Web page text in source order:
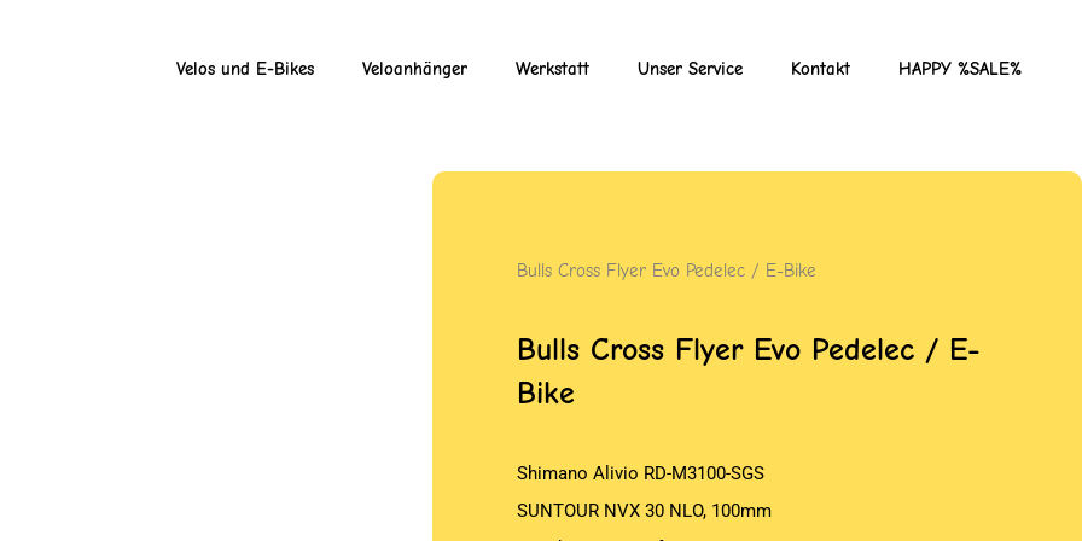
Velos und E-Bikes Veloanhänger Werkstatt Unser Service Kontakt HAPPY %SALE%
Bulls Cross Flyer Evo Pedelec / E-Bike
Bulls Cross Flyer Evo Pedelec / E-
Bike
Shimano Alivio RD-M3100-SGS
SUNTOUR NVX 30 NLO, 100mm